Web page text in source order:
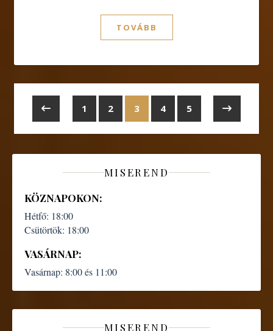
TOVÁBB
1 2 3 4 5
MISEREND
KÖZNAPOKON:
Hétfő: 18:00
Csütörtök: 18:00
VASÁRNAP:
Vasárnap: 8:00 és 11:00
MISEREND